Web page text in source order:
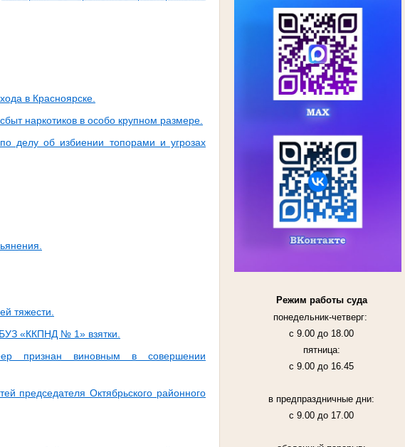
Режим работы суда
понедельник-четверг:
с 9.00 до 18.00
пятница:
с 9.00 до 16.45
в предпраздничные дни:
с 9.00 до 17.00
в Красноярске.
наркотиков в особо крупном размере.
делу об избиении топорами и угрозах
тяжести.
«ККПНД № 1» взятки.
признан виновным в совершении
председателя Октябрьского районного